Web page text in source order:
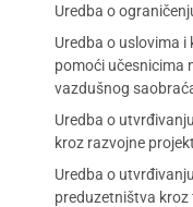
Uredba o
Uredba o uslovima
pomoći učesnicima
vazdušnog
Uredba o
kroz razvojne
Uredba o
preduzetništva